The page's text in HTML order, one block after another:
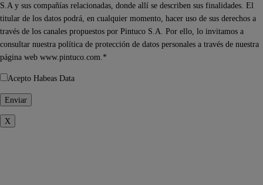
S.A y sus compañías relacionadas, donde allí se describen sus finalidades. El
titular de los datos podrá, en cualquier momento, hacer uso de sus derechos a
través de los canales propuestos por Pintuco S.A. Por ello, lo invitamos a
consultar nuestra política de protección de datos personales a través de nuestra
página web www.pintuco.com.*
Acepto Habeas Data
X